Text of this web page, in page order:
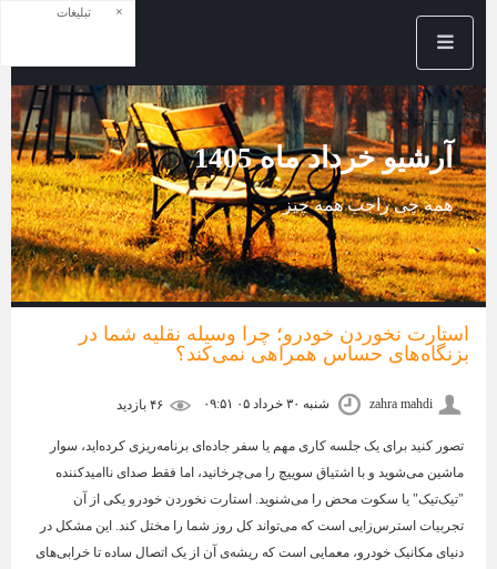
آرشیو خرداد ماه 1405
همه چی راجب همه چیز
استارت نخوردن خودرو؛ چرا وسیله نقلیه شما در
بزنگاه‌های حساس همراهی نمی‌کند؟
zahra mahdi شنبه ۳۰ خرداد ۰۵ ۰۹:۵۱
تصور کنید برای یک جلسه کاری مهم یا سفر جاده‌ای برنامه‌ریزی کرده‌اید، سوار
ماشین می‌شوید و با اشتیاق سوییچ را می‌چرخانید، اما فقط صدای ناامیدکننده
"تیک‌تیک" یا سکوت محض را می‌شنوید. استارت نخوردن خودرو یکی از آن
تجربیات استرس‌زایی است که می‌تواند کل روز شما را مختل کند. این مشکل در
دنیای مکانیک خودرو، معمایی است که ریشه‌ی آن از یک اتصال ساده تا خرابی‌های
تبلیغات ×